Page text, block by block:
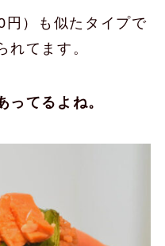
円）も似たタイプで
れてます。
ってるよね。